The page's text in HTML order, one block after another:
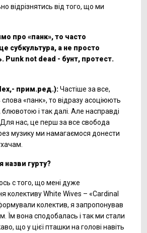
відрізнятись від того, що ми
про «панк», то часто
субкультура, а не просто
Punk not dead - бунт, протест.
прим.ред.):Частіше за все,
«панк», то відразу асоціюють
блювотою і так далі. Але насправді
нас, це перш за все свобода
музику ми намагаємося донести
назви гурту?
с того, що мені дуже
колективу White Wives – «Cardinal
колектив, я запропонував
Їм вона сподобалась і так ми стали
що у цієї пташки на голові навіть